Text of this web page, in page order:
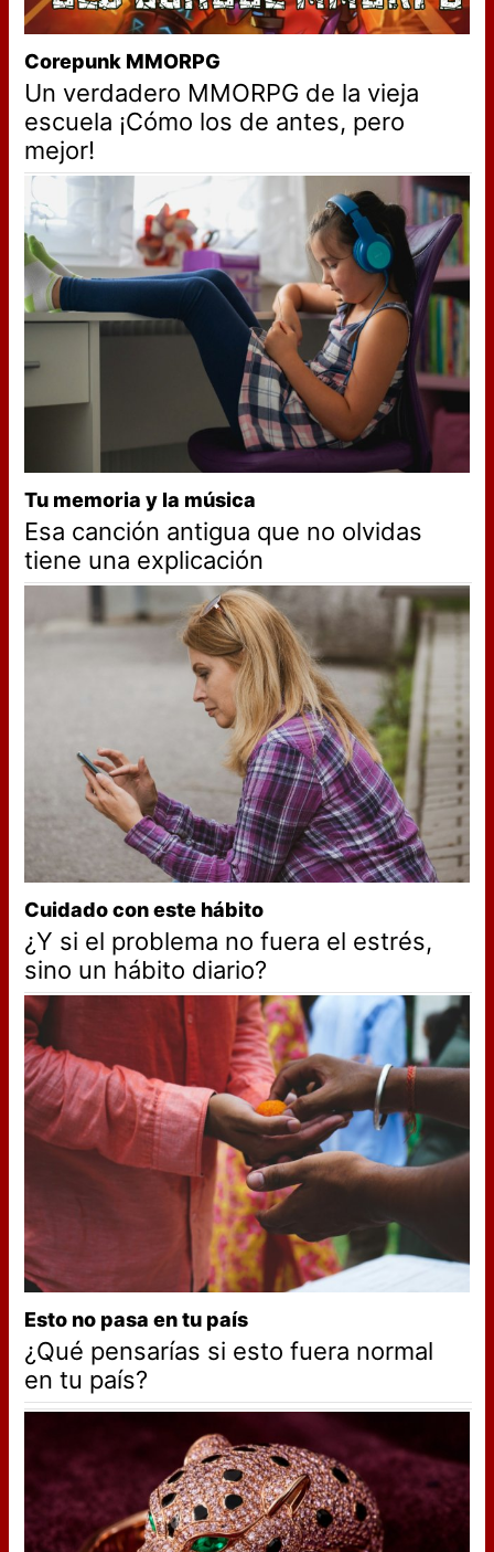
Corepunk MMORPG
Un verdadero MMORPG de la vieja
escuela ¡Cómo los de antes, pero
mejor!
Tu memoria y la música
Esa canción antigua que no olvidas
tiene una explicación
Cuidado con este hábito
¿Y si el problema no fuera el estrés,
sino un hábito diario?
Esto no pasa en tu país
¿Qué pensarías si esto fuera normal
en tu país?